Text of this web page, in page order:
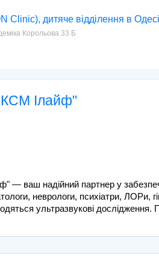
Clinic), дитяче відділення в Одесі
Корольова 33 Б
Ілайф"
— ваш надійний партнер у
неврологи, психіатри, ЛОРи,
ультразвукові